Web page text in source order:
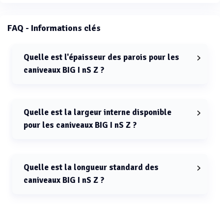
FAQ - Informations clés
Quelle est l'épaisseur des parois pour les
caniveaux BIG I nS Z ?
Quelle est la largeur interne disponible
pour les caniveaux BIG I nS Z ?
Quelle est la longueur standard des
caniveaux BIG I nS Z ?